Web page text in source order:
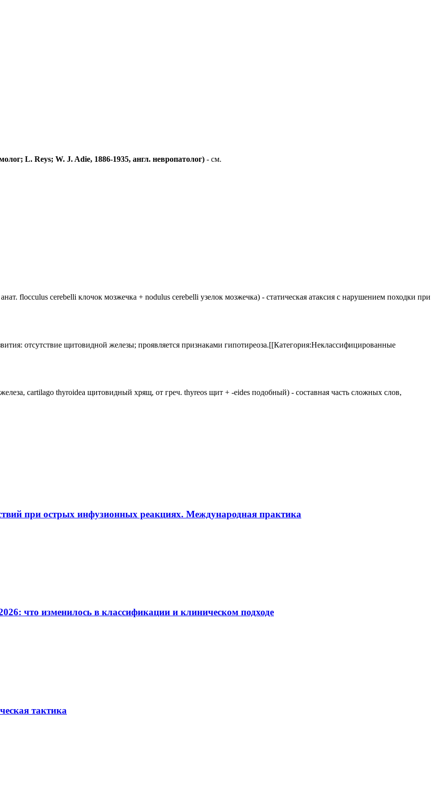
L. Reys; W. J. Adie, 1886-1935, англ. невропатолог) - см.
flocculus cerebelli клочок мозжечка + nodulus cerebelli узелок мозжечка) - статическая атаксия с нарушением походки при
отсутствие щитовидной железы; проявляется признаками гипотиреоза.[[Категория:Неклассифицированные
cartilago thyroidea щитовидный хрящ, от греч. thyreos щит + -eides подобный) - составная часть сложных слов,
при острых инфузионных реакциях. Международная практика
что изменилось в классификации и клиническом подходе
тактика